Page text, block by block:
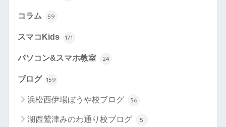
コラム 59
スマコKids 171
パソコン&スマホ教室 24
ブログ 159
浜松西伊場ぼうや校ブログ 36
湖西鷲津みのわ通り校ブログ 5